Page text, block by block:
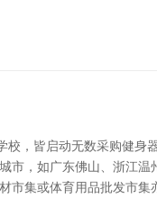
，皆启动无数采购健
，如广东佛山、浙江
集或体育用品批发市